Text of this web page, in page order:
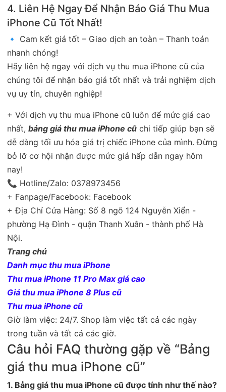
4. Liên Hệ Ngay Để Nhận Báo Giá Thu Mua
iPhone Cũ Tốt Nhất!
🔹 Cam kết giá tốt – Giao dịch an toàn – Thanh toán
nhanh chóng!
Hãy liên hệ ngay với dịch vụ thu mua iPhone cũ của
chúng tôi để nhận báo giá tốt nhất và trải nghiệm dịch
vụ uy tín, chuyên nghiệp!
+ Với dịch vụ thu mua iPhone cũ luôn để mức giá cao
nhất, bảng giá thu mua iPhone cũ chi tiếp giúp bạn sẽ
dễ dàng tối ưu hóa giá trị chiếc iPhone của mình. Đừng
bỏ lỡ cơ hội nhận được mức giá hấp dẫn ngay hôm
nay!
📞 Hotline/Zalo: 0378973456
+ Fanpage/Facebook: Facebook
+ Địa Chỉ Cửa Hàng: Số 8 ngõ 124 Nguyễn Xiển -
phường Hạ Đình - quận Thanh Xuân - thành phố Hà
Nội.
Trang chủ
Danh mục thu mua iPhone
Thu mua iPhone 11 Pro Max giá cao
Giá thu mua iPhone 8 Plus cũ
Thu mua iPhone cũ
Giờ làm việc: 24/7. Shop làm việc tất cả các ngày
trong tuần và tất cả các giờ.
Câu hỏi FAQ thường gặp về “Bảng
giá thu mua iPhone cũ”
1. Bảng giá thu mua iPhone cũ được tính như thế nào?